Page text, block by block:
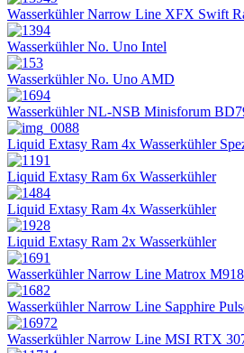
Wasserkühler Narrow Line XFX Swift
Wasserkühler No. Uno Intel
Wasserkühler No. Uno AMD
Wasserkühler NL-NSB Minisforum
Liquid Extasy Ram 4x Wasserkühler
Liquid Extasy Ram 6x Wasserkühler
Liquid Extasy Ram 4x Wasserkühler
Liquid Extasy Ram 2x Wasserkühler
Wasserkühler Narrow Line Matrox
Wasserkühler Narrow Line Sapphire
Wasserkühler Narrow Line MSI RTX